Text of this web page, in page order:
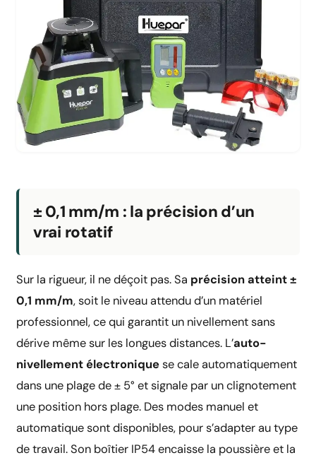
± 0,1 mm/m : la précision d’un
vrai rotatif
Sur la rigueur, il ne déçoit pas. Sa précision atteint ±
0,1 mm/m, soit le niveau attendu d’un matériel
professionnel, ce qui garantit un nivellement sans
dérive même sur les longues distances. L’auto-
nivellement électroniquese cale automatiquement
dans une plage de ± 5° et signale par un clignotement
une position hors plage. Des modes manuel et
automatique sont disponibles, pour s’adapter au type
de travail. Son boîtier IP54 encaisse la poussière et la